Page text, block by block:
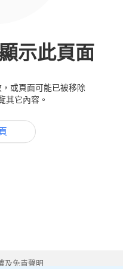
示此頁面
或頁面可能已被移除
其它內容。
及免責聲明